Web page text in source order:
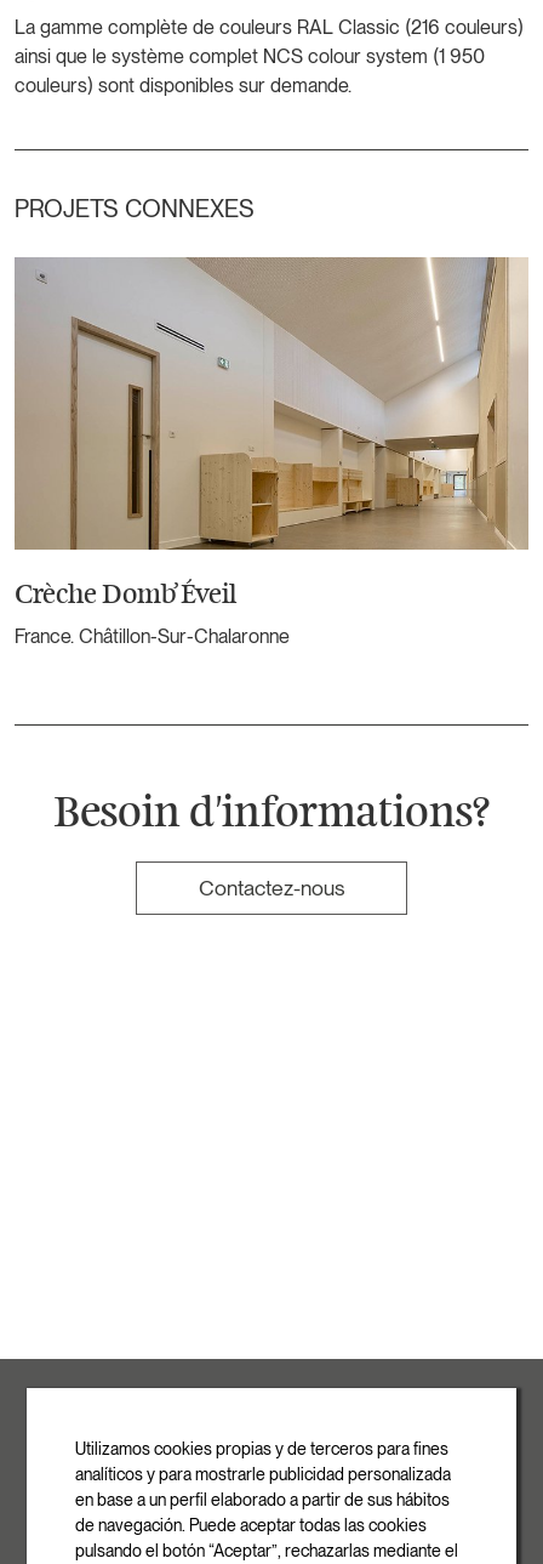
La gamme complète de couleurs RAL Classic (216 couleurs)
ainsi que le système complet NCS colour system (1 950
couleurs) sont disponibles sur demande.
PROJETS CONNEXES
Crèche Domb’Éveil
France. Châtillon-Sur-Chalaronne
Besoin d'informations?
Contactez-nous
Ronda de la Font Grossa, 15 Pol. Ind. La Gavarra
08540 Centelles | Barcelona
E-mail
info@rovasi.com
Utilizamos cookies propias y de terceros para fines
analíticos y para mostrarle publicidad personalizada
en base a un perfil elaborado a partir de sus hábitos
de navegación. Puede aceptar todas las cookies
pulsando el botón “Aceptar”, rechazarlas mediante el